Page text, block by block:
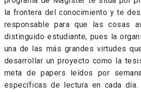
la frontera del conocimiento y te
responsable para que las cosas
distinguido estudiante, pues la
una de las más grandes virtudes
desarrollar un proyecto como la
meta de papers leídos por
específicas de lectura en cada